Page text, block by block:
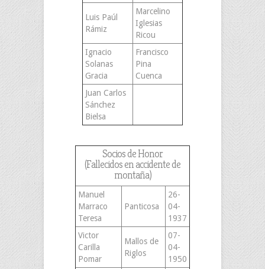
Luis Paúl
Rámiz
Marcelino
Iglesias
Ricou
Ignacio
Solanas
Gracia
Francisco
Pina
Cuenca
Juan Carlos
Sánchez
Bielsa
Socios de Honor
(Fallecidos en accidente de
montaña)
Manuel
Marraco
Teresa
Panticosa
26-
04-
1937
Victor
Carilla
Pomar
Mallos de
Riglos
07-
04-
1950